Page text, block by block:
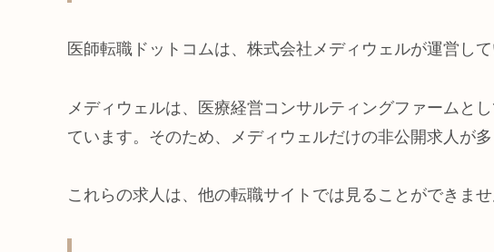
医師転職ドットコムは、株式会社メディウェルが運営して
メディウェルは、医療経営コンサルティングファームと
ています。そのため、メディウェルだけの非公開求人が多
これらの求人は、他の転職サイトでは見ることができませ